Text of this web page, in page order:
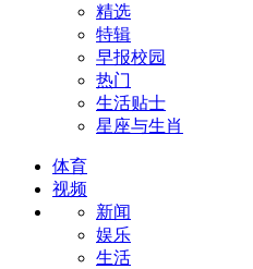
精选
特辑
早报校园
热门
生活贴士
星座与生肖
体育
视频
新闻
娱乐
生活